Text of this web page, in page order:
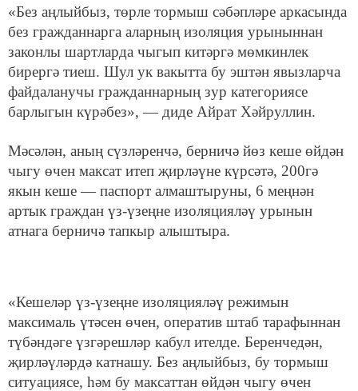
«Без аңлыйбыз, төрле тормыш сәбәпләре аркасында
без гражданнарга аларның изоляция урыныннан
законлы шартларда чыгып китәргә мөмкинлек
бирергә тиеш. Шул ук вакытта бу эштән явызларча
файдаланучы гражданнарның зур категориясе
барлыгын күрәбез», — диде Айрат Хәйруллин.
Мәсәлән, аның сүзләренчә, берничә йөз кеше өйдән
чыгу өчен максат итеп җирләүне күрсәтә, 200гә
якын кеше — паспорт алмаштыруны, 6 меңнән
артык граждан үз-үзеңне изоляцияләү урынын
атнага берничә тапкыр алыштыра.
«Кешеләр үз-үзеңне изоляцияләү режимын
максималь үтәсен өчен, оператив штаб тарафыннан
түбәндәге үзгәрешләр кабул ителде. Беренчедән,
җирләүләрдә катнашу. Без аңлыйбыз, бу тормыш
ситуациясе, һәм бу максаттан өйдән чыгу өчен